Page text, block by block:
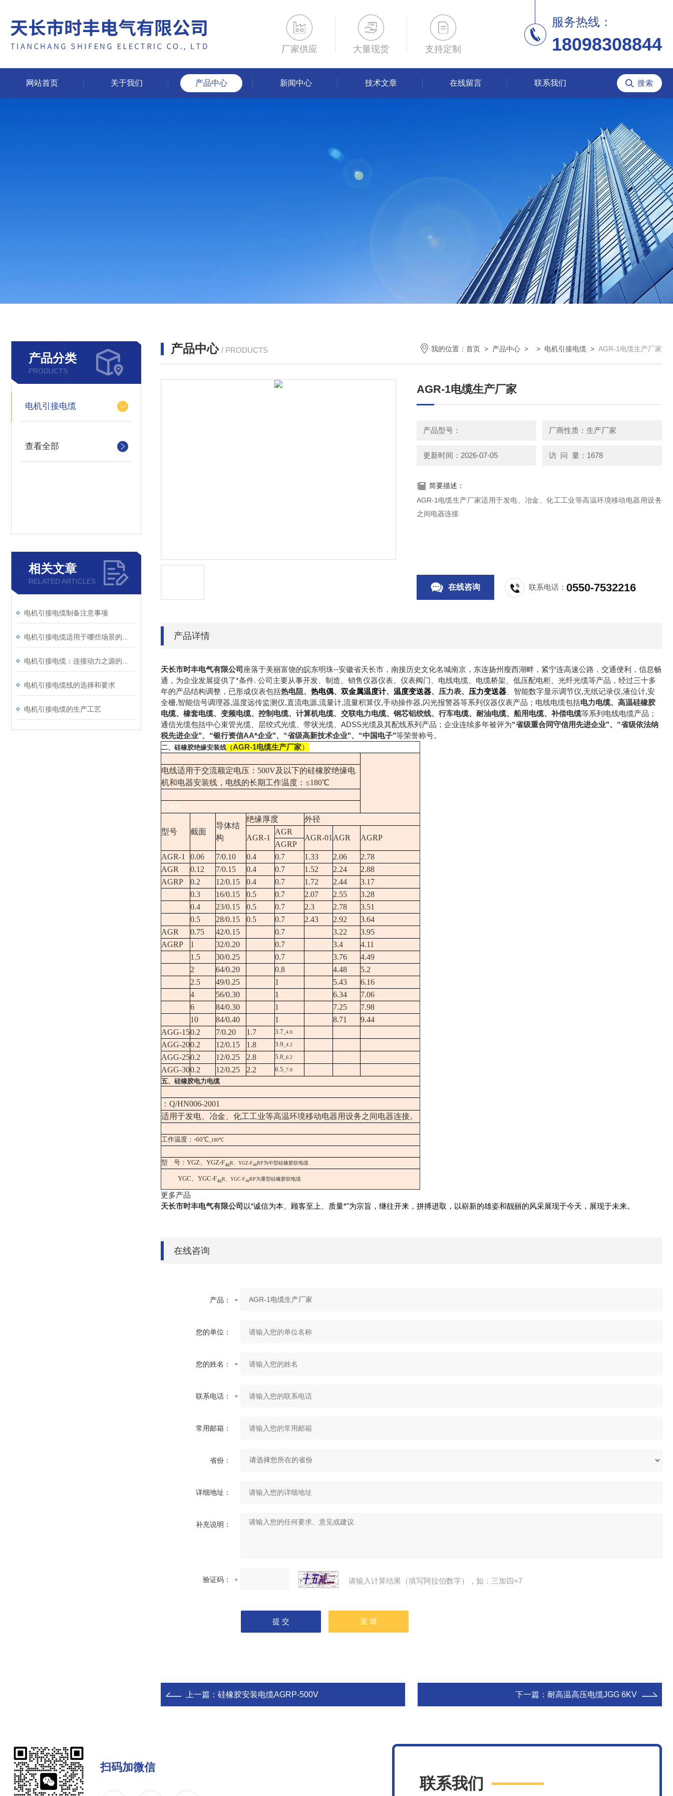
厂家供应 大量现货 支持定制
服务热线：
18098308844
网站首页 关于我们 产品中心 新闻中心 技术文章 在线留言 联系我们
产品分类
PRODUCTS
电机引接电缆
查看全部
相关文章
RELATED ARTICLES
电机引接电缆制备注意事项
电机引接电缆线的选择和要求
电机引接电缆的生产工艺
产品中心 / PRODUCTS 我的位置： 首页 > 产品中心 > > 电机引接电缆 > AGR-1电缆生产厂家
AGR-1电缆生产厂家
产品型号： 厂商性质：生产厂家
更新时间：2026-07-05 访 问 量：1678
简要描述：
AGR-1电缆生产厂家适用于发电、冶金、化工工业等高温环境移动电器用设务
之间电器连接
在线咨询 联系电话：0550-7532216
产品详情
天长市时丰电气有限公司 座落于美丽富饶的皖东明珠--安徽省天长市，南接历史文化名城南京，东连扬州瘦西湖畔，紧宁连高速公路，交通便利，信息畅
通，为企业发展提供了*条件. 公司主要从事开发、制造、销售仪器仪表、仪表阀门、电线电缆、电缆桥架、低压配电柜、光纤光缆等产品，经过三十多
年的产品结构调整，已形成仪表包括热电阻 、 热电偶、 双金属温度计、 温度变送器、 压力表、 压力变送器
智能数字显示调节仪,无纸记录仪,液位计,安
全栅,智能信号调理器,温度远传监测仪,直流电源,流量计,流量积算仪,手动操作器,闪光报警器等系列仪器仪表产品；电线电缆包括电力电缆、 高温硅橡胶
电缆、 橡套电缆、 变频电缆、 控制电缆、 计算机电缆、 交联电力电缆、 钢芯铝绞线、 行车电缆、 耐油电缆、 船用电缆、 补偿电缆等系列电线电缆产品；
通信光缆包括中心束管光缆、层绞式光缆、带状光缆、ADSS光缆及其配线系列产品；企业连续多年被评为“省级重合同守信用先进企业"、“省级依法纳
税先进企业"、“银行资信AA*企业"、“省级高新技术企业"、“中国电子"等荣誉称号。
二、硅橡胶绝缘安装线 （AGR-1电缆生产厂家）
电线适用于交流额定电压：500V及以下的硅橡胶绝缘电
机和电器安装线，电线的长期工作温度：≤180℃
销售：
型号 截面
导体结
构
绝缘厚度 外径
AGR-1
AGR
AGR-01 AGR AGRP
AGRP
AGR-1
0.06 7/0.10 0.4 0.7 1.33 2.06
2.78
AGR
0.12 7/0.15 0.4 0.7 1.52 2.24
2.88
AGRP
0.2 12/0.15 0.4 0.7 1.72 2.44
3.17
0.3
16/0.15 0.5 0.7 2.07 2.55
3.28
0.4
23/0.15 0.5 0.7 2.3 2.78
3.51
0.5
28/0.15 0.5 0.7 2.43 2.92
3.64
AGR
0.75 42/0.15 0.7 3.22
3.95
AGRP
1 32/0.20 0.7 3.4
4.11
1.5
30/0.25 0.7 3.76
4.49
2
64/0.20 0.8 4.48
5.2
2.5
49/0.25 1 5.43
6.16
4
56/0.30 1 6.34
7.06
6
84/0.30 1 7.25
7.98
10
84/0.40 1 8.71
9.44
AGG-150.2 7/0.20 1.7 3.7~4.0
AGG-200.2 12/0.15 1.8 3.9~4.2
AGG-250.2 12/0.25 2.8 5.8~6.2
AGG-300.2 12/0.25 2.2 6.5~7.0
五、硅橡胶电力电缆
：Q/HN006-2001
适用于发电、冶金、化工工业等高温环境移动电器用设务之间电器连接。
工作温度：-60℃~180℃
型 号：YGZ、YGZ-F46R、YGZ-F46RP为中型硅橡胶软电缆
YGC、YGC-F46R、YGC-F46RP为重型硅橡胶软电缆
更多产品
天长市时丰电气有限公司 以“诚信为本、顾客至上、质量*"为宗旨，继往开来，拼搏进取，以崭新的雄姿和靓丽的风采展现于今天，展现于未来。
在线咨询
产品：
您的单位：
您的姓名：
联系电话：
常用邮箱：
省份：
详细地址：
补充说明：
验证码： 请输入计算结果（填写阿拉伯数字），如：三加四=7
上一篇： 硅橡胶安装电缆AGRP-500V 下一篇： 耐高温高压电缆JGG 6KV
扫码加微信
联系我们